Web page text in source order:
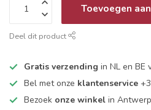
Toevoegen
Deel dit product
Gratis verzending in NL en BE
Bel met onze klantenservice
Bezoek onze winkel in